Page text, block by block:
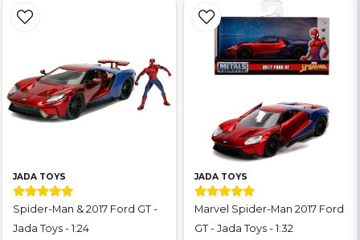
JADA TOYS
Spider-Man & 2017 Ford GT -
Jada Toys - 1:24
JADA TOYS
Marvel Spider-Man 2017 Ford
GT - Jada Toys - 1:32